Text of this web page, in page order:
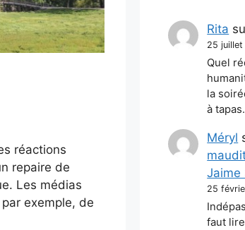
réactions
repaire de
Les médias
exemple, de
Rita
25
Quel
la
à
Méryl
Jaime
25
faut